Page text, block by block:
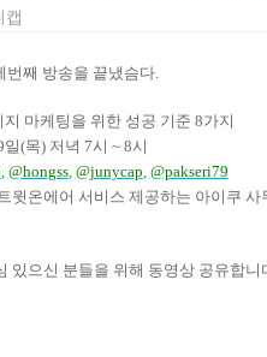
캡
번째 방송을 끝냈슴다.
마케팅을 위한 성공 기준 8가지
일(목) 저녁 7시 ~ 8시
@hongss, @junycap @pakseri79
윗온에어 서비스 제공하는 아이쿠 사
있으신 분들을 위해 동영상 공유합니